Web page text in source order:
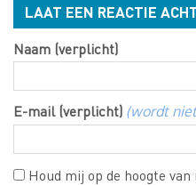
LAAT EEN REACTIE
Naam (verplicht)
E-mail (verplicht) (wordt
Houd mij op de hoogte